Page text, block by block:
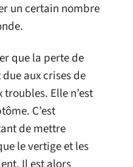
un certain nombre
que la perte de
aux crises de
Elle n’est
C’est
de mettre
le vertige et les